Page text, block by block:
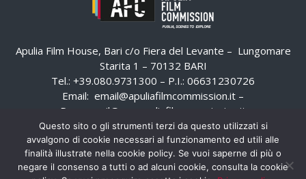
Apulia Film House, Bari c/o Fiera del Levante – Lungomare
Starita 1 – 70132 BARI
Tel.: +39.080.9731300 – P.I.: 06631230726
Email: email@apuliafilmcommission.it –
Pec:
email@pec.apuliafilmcommission.it
Questo sito o gli strumenti terzi da questo utilizzati si
avvalgono di cookie necessari al funzionamento ed utili alle
finalità illustrate nella cookie policy. Se vuoi saperne di più o
negare il consenso a tutti o ad alcuni cookie, consulta la cookie